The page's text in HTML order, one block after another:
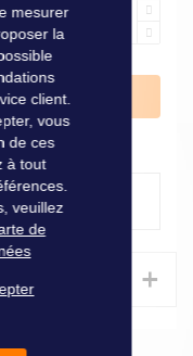
+
mesurer
la
client.
vous
de ces
à tout
veuillez
de